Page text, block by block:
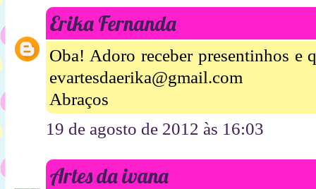
Erika Fernanda
Oba! Adoro receber presentinhos e
evartesdaerika@gmail.com
Abraços
19 de agosto de 2012 às 16:03
Artes da ivana